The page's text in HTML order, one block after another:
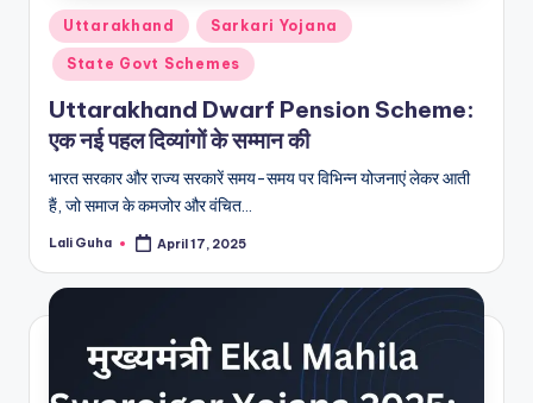
Posted
in
Uttarakhand Sarkari Yojana
State Govt Schemes
Uttarakhand Dwarf Pension Scheme:
एक नई पहल दिव्यांगों के सम्मान की
भारत सरकार और राज्य सरकारें समय-समय पर विभिन्न योजनाएं लेकर आती
हैं, जो समाज के कमजोर और वंचित…
Posted
Lali Guha April 17, 2025